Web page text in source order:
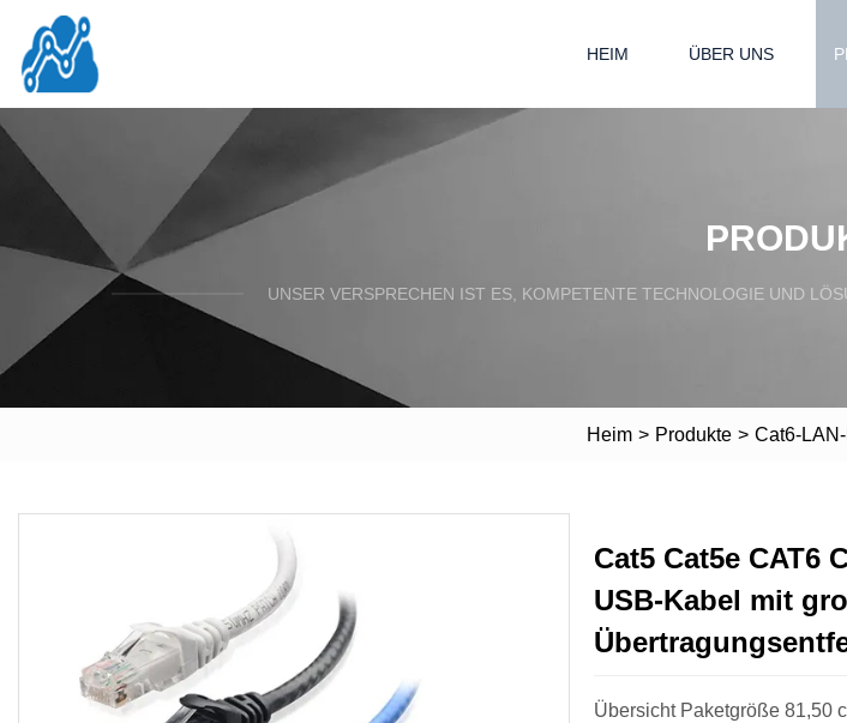
HEIM ÜBER UNS
UNSER VERSPRECHEN IST ES, KOMPETENTE TECHNOLOGIE UND
Heim > Produkte > Cat6-
Cat5 Cat5e CAT6
USB-Kabel mit
Übersicht Paketgröße 81,50